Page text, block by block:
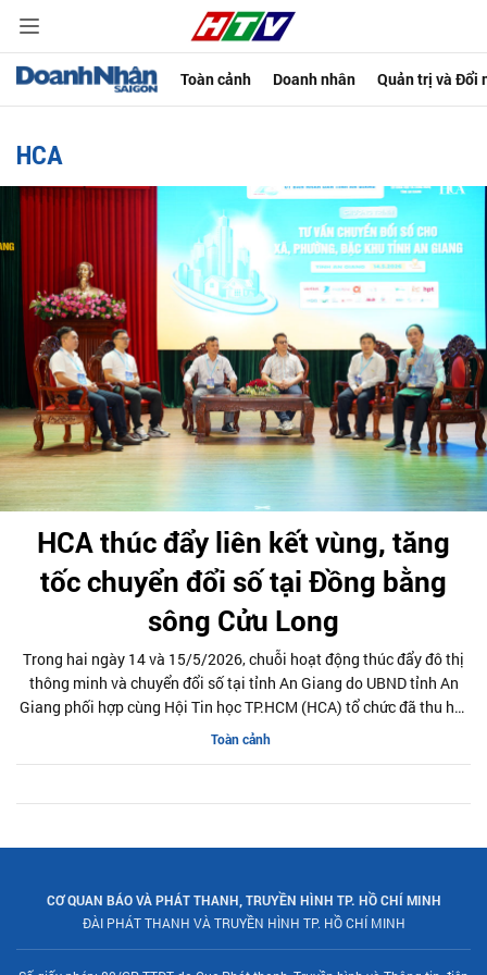
Toàn cảnh Doanh nhân Quản trị và Đổi
HCA
HCA thúc đẩy liên kết vùng, tăng
tốc chuyển đổi số tại Đồng bằng
sông Cửu Long
Trong hai ngày 14 và 15/5/2026, chuỗi hoạt động thúc đẩy đô thị
thông minh và chuyển đổi số tại tỉnh An Giang do UBND tỉnh An
Giang phối hợp cùng Hội Tin học TP.HCM (HCA) tổ chức đã thu hút
sự tham gia của hàng trăm đại biểu, chuyên gia công nghệ và
nghệ, đổi mới sáng tạo và chuyển đổi số quốc gia.
Toàn cảnh
CƠ QUAN BÁO VÀ PHÁT THANH, TRUYỀN HÌNH TP. HỒ CHÍ MINH
ĐÀI PHÁT THANH VÀ TRUYỀN HÌNH TP. HỒ CHÍ MINH